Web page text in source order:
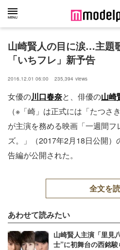
山崎賢人の目に涙…主題
「いちフレ」新予告
2016.12.01 06:00 235,394 views
女優の川口春奈と、俳優の山崎
（※「崎」は正式には「たつさき
が主演を務める映画「一週間フ
ズ。」（2017年2月18日公開）
告編が公開された。
全文を
あわせて読みたい
山崎賢人主演「里見
士”に初舞台の西銘駿